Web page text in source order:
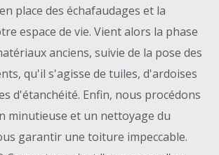
place des échafaudages et la
espace de vie. Vient alors la phase
anciens, suivie de la pose des
qu'il s'agisse de tuiles, d'ardoises
d'étanchéité. Enfin, nous procédons
minutieuse et un nettoyage du
garantir une toiture impeccable.